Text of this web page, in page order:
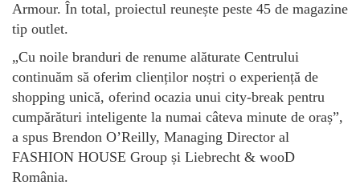
Armour. În total, proiectul reunește peste 45 de magazine
tip outlet.
„Cu noile branduri de renume alăturate Centrului
continuăm să oferim clienților noștri o experiență de
shopping unică, oferind ocazia unui city-break pentru
cumpărături inteligente la numai câteva minute de oraș”,
a spus Brendon O’Reilly, Managing Director al
FASHION HOUSE Group și Liebrecht & wooD
România.